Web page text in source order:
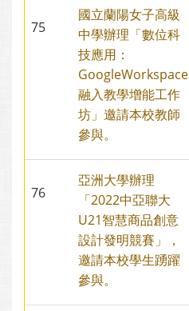
75
國立蘭陽女子高級
中學辦理「數位科
技應用：
GoogleWorkspace
融入教學增能工作
坊」邀請本校教師
參與。
76
亞洲大學辦理
「2022中亞聯大
U21智慧商品創意
設計發明競賽」，
邀請本校學生踴躍
參與。